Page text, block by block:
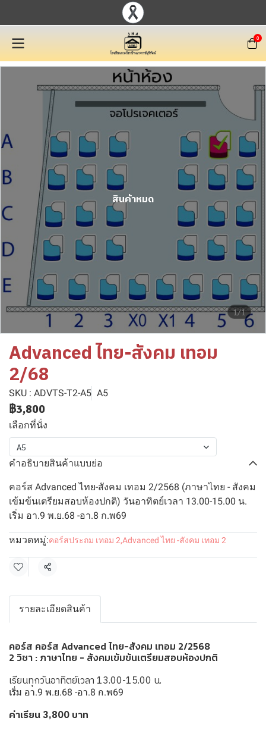
0
1/1
สินค้าหมด
Advanced ไทย-สังคม เทอม
2/68
SKU : ADVTS-T2-A5 A5
฿3,800
เลือกที่นั่ง
A5
คำอธิบายสินค้าแบบย่อ
คอร์ส Advanced ไทย-สังคม เทอม 2/2568 (ภาษาไทย - สังคม
เข้มข้นเตรียมสอบห้องปกติ) วันอาทิตย์เวลา 13.00-15.00 น.
เริ่ม อา.9 พ.ย.68 -อา.8 ก.พ69
หมวดหมู่:คอร์สประถม เทอม 2,Advanced ไทย -สังคม เทอม 2
แชร์
รายละเอียดสินค้า
คอร์ส คอร์ส Advanced ไทย-สังคม เทอม 2/2568
2 วิชา : ภาษาไทย - สังคมเข้มข้นเตรียมสอบห้องปกติ
เรียนทุกวันอาทิตย์เวลา 13.00-15.00 น.
เริ่ม อา.9 พ.ย.68 -อา.8 ก.พ69
ค่าเรียน 3,800 บาท